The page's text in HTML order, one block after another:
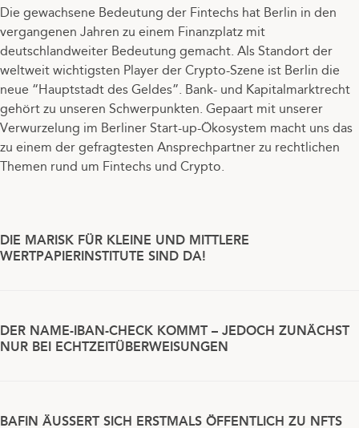
Die gewachsene Bedeutung der Fintechs hat Berlin in den
vergangenen Jahren zu einem Finanzplatz mit
deutschlandweiter Bedeutung gemacht. Als Standort der
weltweit wichtigsten Player der Crypto-Szene ist Berlin die
neue “Hauptstadt des Geldes”. Bank- und Kapitalmarktrecht
gehört zu unseren Schwerpunkten. Gepaart mit unserer
Verwurzelung im Berliner Start-up-Ökosystem macht uns das
zu einem der gefragtesten Ansprechpartner zu rechtlichen
Themen rund um Fintechs und Crypto.
DIE MARISK FÜR KLEINE UND MITTLERE
WERTPAPIERINSTITUTE SIND DA!
DER NAME-IBAN-CHECK KOMMT – JEDOCH ZUNÄCHST
NUR BEI ECHTZEITÜBERWEISUNGEN
BAFIN ÄUSSERT SICH ERSTMALS ÖFFENTLICH ZU NFTS